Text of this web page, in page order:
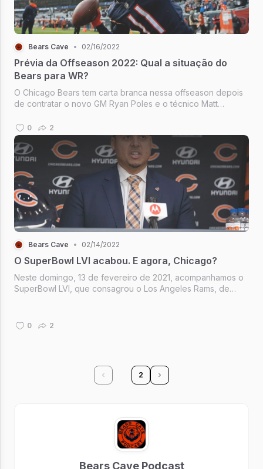
Bears Cave • 02/16/2022
Prévia da Offseason 2022: Qual a situação do
Bears para WR?
O Chicago Bears tem carta branca nessa offseason depois
de contratar o novo GM Ryan Poles e o técnico Matt
trilhos em 2022. Quais serão os movimentos na Free Agency
e no Draft?
0 2
Bears Cave • 02/14/2022
O SuperBowl LVI acabou. E agora, Chicago?
Neste domingo, 13 de fevereiro de 2021, acompanhamos o
SuperBowl LVI, que consagrou o Los Angeles Rams, de
Burrow e companhia, fechando o...
0 2
2
Bears Cave Podcast